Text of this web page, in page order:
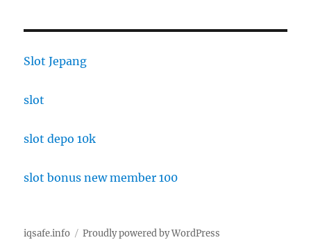
Slot Jepang
slot
slot depo 10k
slot bonus new member 100
iqsafe.info Proudly powered by WordPress